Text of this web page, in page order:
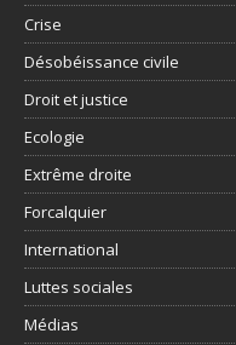
Crise
Désobéissance civile
Droit et justice
Ecologie
Extrême droite
Forcalquier
International
Luttes sociales
Médias